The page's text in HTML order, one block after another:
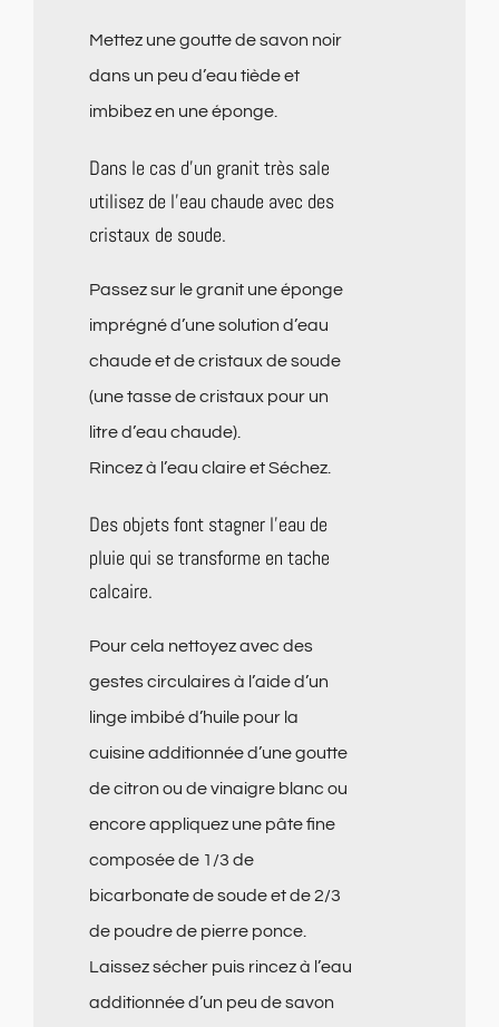
Mettez une goutte de savon noir
dans un peu d’eau tiède et
imbibez en une éponge.
Dans le cas d’un granit très sale
utilisez de l’eau chaude avec des
cristaux de soude.
Passez sur le granit une éponge
imprégné d’une solution d’eau
chaude et de cristaux de soude
(une tasse de cristaux pour un
litre d’eau chaude).
Rincez à l’eau claire et Séchez.
Des objets font stagner l’eau de
pluie qui se transforme en tache
calcaire.
Pour cela nettoyez avec des
gestes circulaires à l’aide d’un
linge imbibé d’huile pour la
cuisine additionnée d’une goutte
de citron ou de vinaigre blanc ou
encore appliquez une pâte fine
composée de 1/3 de
bicarbonate de soude et de 2/3
de poudre de pierre ponce.
Laissez sécher puis rincez à l’eau
additionnée d’un peu de savon